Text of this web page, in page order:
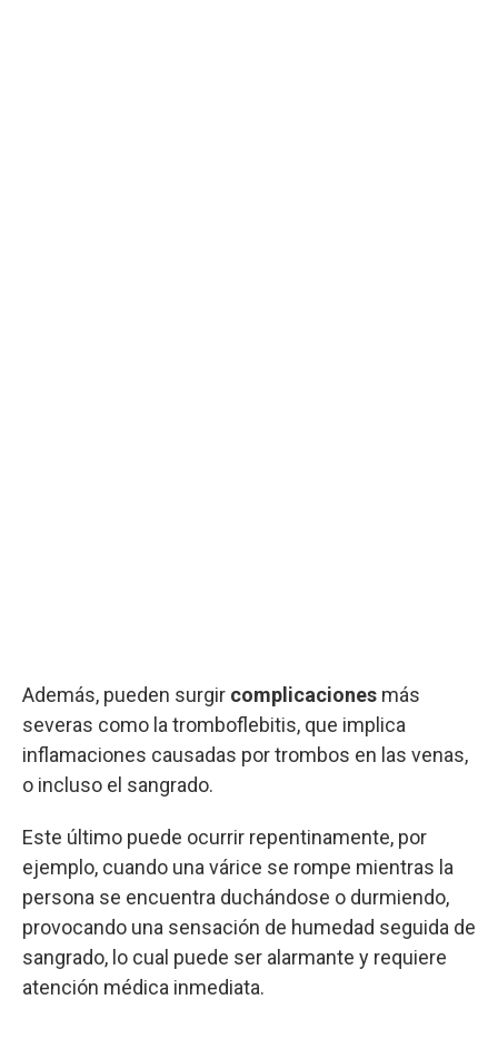
Además, pueden surgir complicaciones más
severas como la tromboflebitis, que implica
inflamaciones causadas por trombos en las venas,
o incluso el sangrado.
Este último puede ocurrir repentinamente, por
ejemplo, cuando una várice se rompe mientras la
persona se encuentra duchándose o durmiendo,
provocando una sensación de humedad seguida de
sangrado, lo cual puede ser alarmante y requiere
atención médica inmediata.